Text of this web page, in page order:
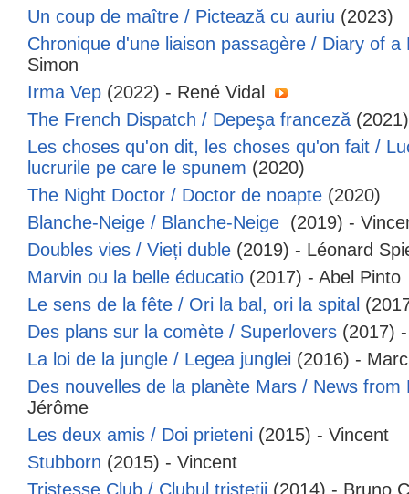
Un coup de maître / Pictează cu auriu (2023)
Chronique d'une liaison passagère / Diary of a
Simon
Irma Vep (2022) - René Vidal
The French Dispatch / Depeşa franceză
Les choses qu'on dit, les choses qu'on fait /
lucrurile pe care le spunem (2020)
The Night Doctor / Doctor de noapte (2020)
Blanche-Neige / Blanche-Neige (2019) -
Doubles vies / Vieți duble (2019) - Léonard
Marvin ou la belle éducatio (2017) - Abel Pinto
Le sens de la fête / Ori la bal, ori la spital
Des plans sur la comète / Superlovers (2017)
La loi de la jungle / Legea junglei (2016) -
Des nouvelles de la planète Mars / News from
Jérôme
Les deux amis / Doi prieteni (2015) - Vincent
Stubborn (2015) - Vincent
Tristesse Club / Clubul tristeții (2014) - Bruno